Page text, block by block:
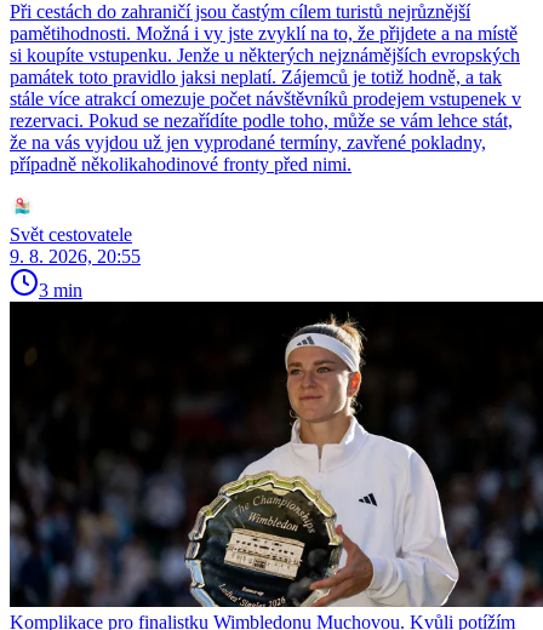
Při cestách do zahraničí jsou častým cílem turistů nejrůznější
pamětihodnosti. Možná i vy jste zvyklí na to, že přijdete a na místě
si koupíte vstupenku. Jenže u některých nejznámějších evropských
památek toto pravidlo jaksi neplatí. Zájemců je totiž hodně, a tak
stále více atrakcí omezuje počet návštěvníků prodejem vstupenek v
rezervaci. Pokud se nezařídíte podle toho, může se vám lehce stát,
že na vás vyjdou už jen vyprodané termíny, zavřené pokladny,
případně několikahodinové fronty před nimi.
Svět cestovatele
9. 8. 2026, 20:55
3 min
Komplikace pro finalistku Wimbledonu Muchovou. Kvůli potížím